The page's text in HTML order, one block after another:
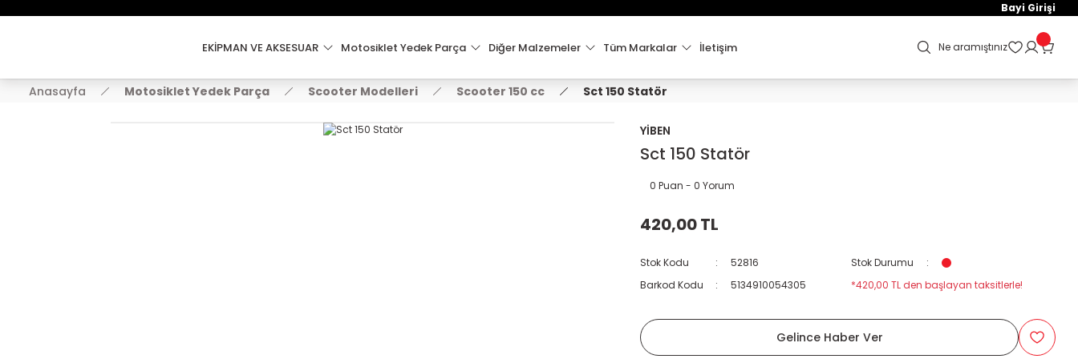
2000 TL VE ÜZERİ KARGO ÜCRETSİZ !
Bayi Girişi
EKİPMAN VE AKSESUAR Motosiklet Yedek Parça Diğer Malzemeler Tüm Markalar İletişim Ne aramıştınız
Anasayfa Motosiklet Yedek Parça Scooter Modelleri Scooter 150 cc Sct 150 Statör
YİBEN
Sct 150 Statör
0 Puan - 0 Yorum
420,00 TL
Stok Kodu 52816
Stok Durumu
Barkod Kodu
5134910054305 *420,00 TL den başlayan taksitlerle!
Gelince Haber Ver